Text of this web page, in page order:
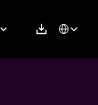
Select